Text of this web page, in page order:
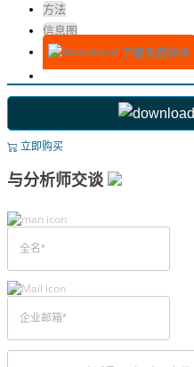
方法
信息图
下载免费样本
立即购买
与分析师交谈